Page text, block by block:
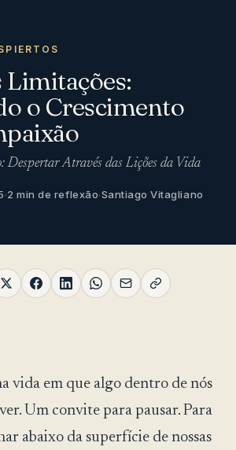
Limitações:
o Crescimento
Despertar Através das Lições da Vida
·2 min de reflexão·Santiago Vitagliano
vida em que algo dentro de nós
Um convite para pausar. Para
abaixo da superfície de nossas